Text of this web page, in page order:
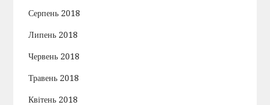
Серпень 2018
Липень 2018
Червень 2018
Травень 2018
Квітень 2018